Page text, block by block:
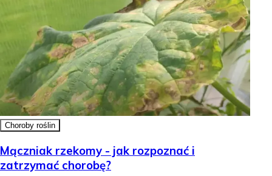
Choroby roślin
Mączniak rzekomy - jak rozpoznać i
zatrzymać chorobę?